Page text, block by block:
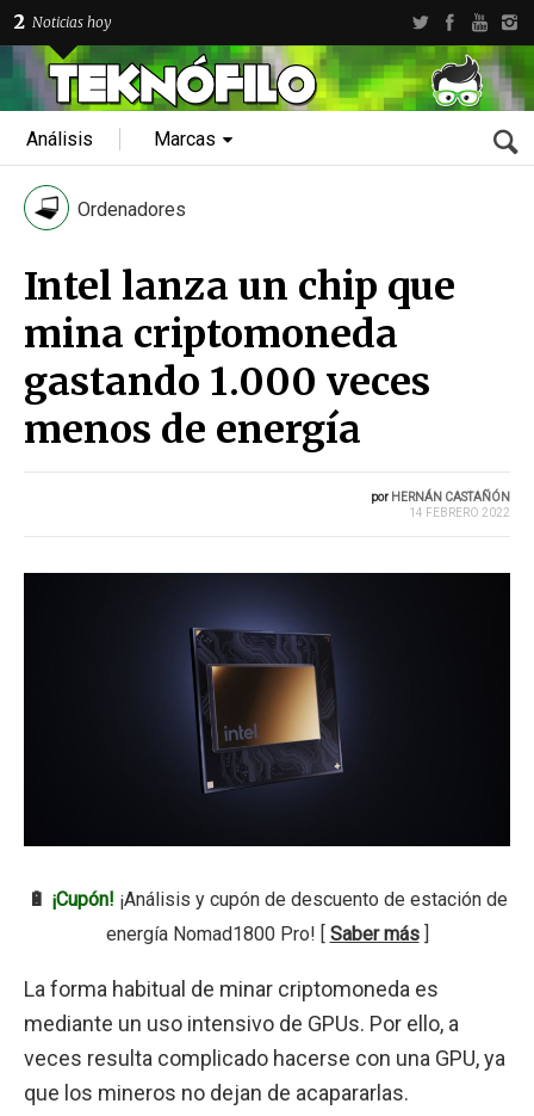
2 Noticias hoy
Análisis Marcas
Ordenadores
Intel lanza un chip que
mina criptomoneda
gastando 1.000 veces
menos de energía
por HERNÁN CASTAÑÓN
14 FEBRERO 2022
🔋 ¡Cupón! ¡Análisis y cupón de descuento de estación de
energía Nomad1800 Pro! [ Saber más]
La forma habitual de minar criptomoneda es
mediante un uso intensivo de GPUs. Por ello, a
veces resulta complicado hacerse con una GPU, ya
que los mineros no dejan de acapararlas.